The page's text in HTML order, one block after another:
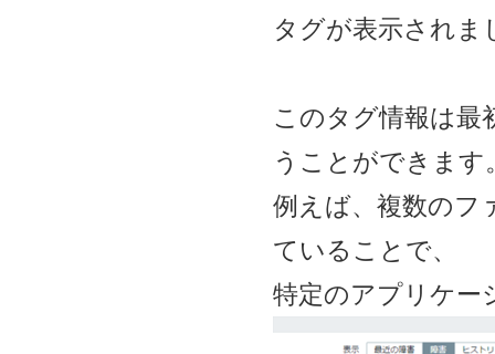
タグが表示されま
このタグ情報は最
うことができます
例えば、複数のフ
ていることで、
特定のアプリケー